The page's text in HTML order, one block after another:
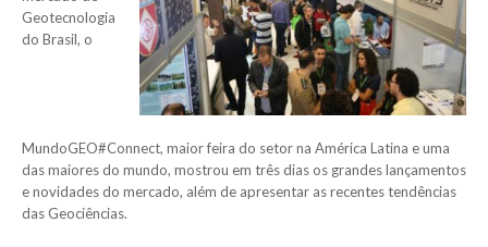
Geotecnologia
do Brasil, o
MundoGEO#Connect, maior feira do setor na América Latina e uma
das maiores do mundo, mostrou em três dias os grandes lançamentos
e novidades do mercado, além de apresentar as recentes tendências
das Geociências.